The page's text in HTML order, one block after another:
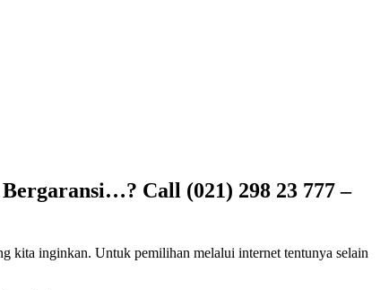
Call (021) 298 23 777 –
kita inginkan. Untuk pemilihan melalui internet tentunya selain